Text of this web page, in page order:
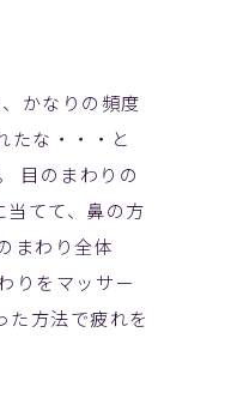
かなりの頻度
たな・・・と
目のまわりの
てて、鼻の方
まわり全体
りをマッサー
方法で疲れを